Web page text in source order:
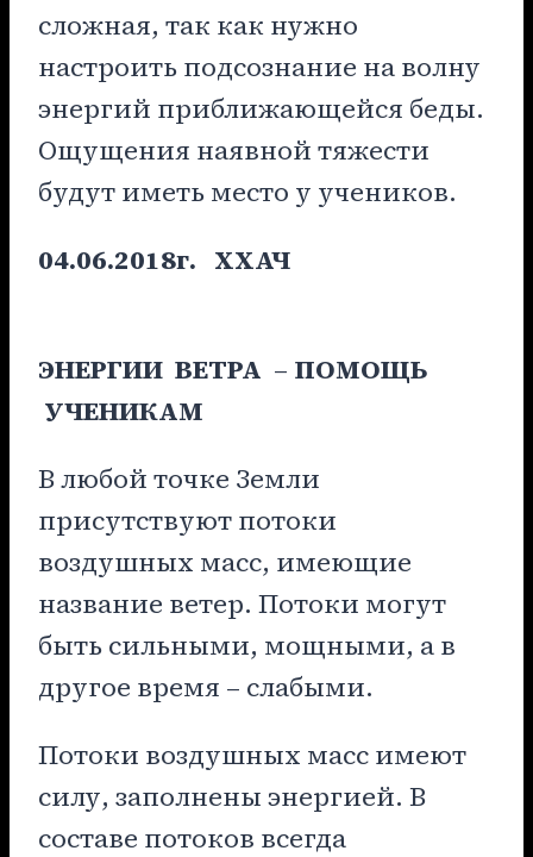
сложная, так как нужно
настроить подсознание на волну
энергий приближающейся беды.
Ощущения наявной тяжести
будут иметь место у учеников.
04.06.2018г. ХХАЧ
ЭНЕРГИИ ВЕТРА – ПОМОЩЬ
УЧЕНИКАМ
В любой точке Земли
присутствуют потоки
воздушных масс, имеющие
название ветер. Потоки могут
быть сильными, мощными, а в
другое время – слабыми.
Потоки воздушных масс имеют
силу, заполнены энергией. В
составе потоков всегда